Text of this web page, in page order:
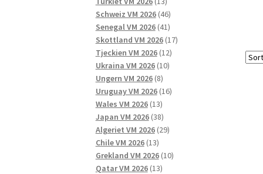
produkter
Schweiz VM 2026 4646
produkter
Senegal VM 2026 4141
produkter
Skottland VM 2026 1717
Tjeckien VM 2026 1212
produkter
Ukraina VM 2026 1010
Ungern VM 2026 88
produkter
Uruguay VM 2026 1616
Wales VM 2026 1313
produkter
Japan VM 2026 3838
produkter
Algeriet VM 2026 2929
Chile VM 2026 1313
produkter
Grekland VM 2026 1010
Qatar VM 2026 1313